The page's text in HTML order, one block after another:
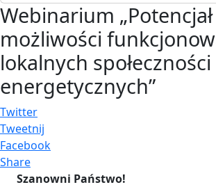
Webinarium
możliwości
lokalnych społeczności
energetycznych”
Twitter
Tweetnij
Facebook
Share
Szanowni Państwo!